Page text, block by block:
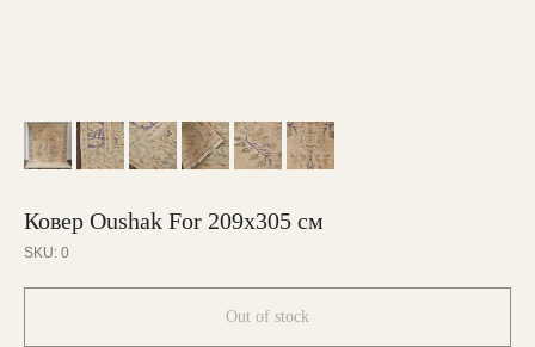
Ковер Oushak For 209х305 см
SKU: 0
Out of stock